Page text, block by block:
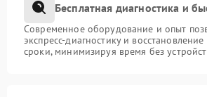
Бесплатная диагностика и
Современное оборудование и опыт
экспресс-диагностику и
сроки, минимизируя время без